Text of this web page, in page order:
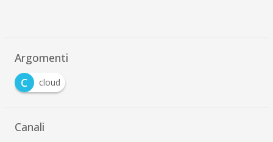
Argomenti
C
cloud
Canali